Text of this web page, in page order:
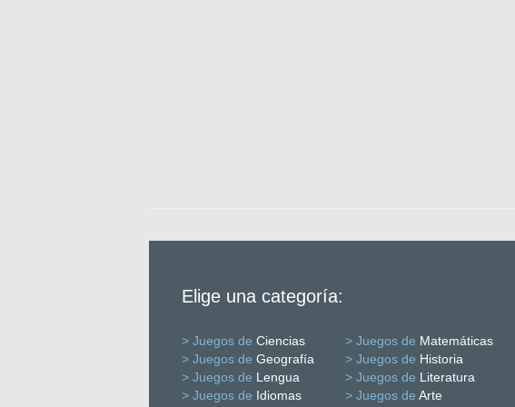
Elige una categoría:
> Juegos de Ciencias > Juegos de Matemáticas
> Juegos de Geografía > Juegos de Historia
> Juegos de Lengua > Juegos de Literatura
> Juegos de Idiomas > Juegos de Arte